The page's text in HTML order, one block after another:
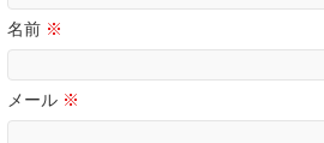
名前 ※
メール ※